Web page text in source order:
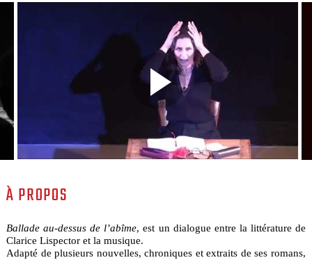
À PROPOS
Ballade au-dessus de l’abîme, est un dialogue entre la littérature de
Clarice Lispector et la musique.
Adapté de plusieurs nouvelles, chroniques et extraits de ses romans,